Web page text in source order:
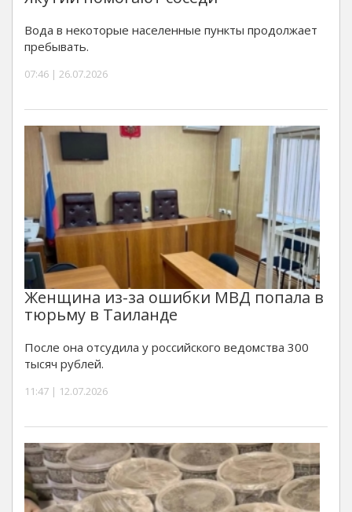
Вода в некоторые населенные пункты продолжает
пребывать.
07:46 | 26.07.2026
Женщина из-за ошибки МВД попала в
тюрьму в Таиланде
После она отсудила у российского ведомства 300
тысяч рублей.
11:47 | 12.07.2026